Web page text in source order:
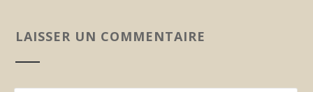
LAISSER UN COMMENTAIRE